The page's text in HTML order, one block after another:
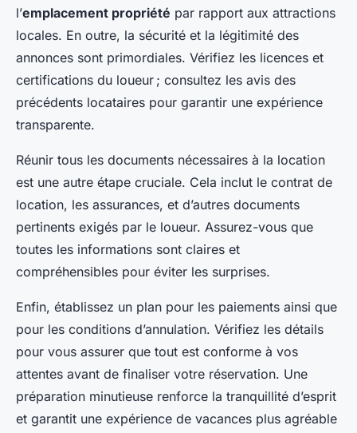
l’emplacement propriété par rapport aux attractions
locales. En outre, la sécurité et la légitimité des
annonces sont primordiales. Vérifiez les licences et
certifications du loueur ; consultez les avis des
précédents locataires pour garantir une expérience
transparente.
Réunir tous les documents nécessaires à la location
est une autre étape cruciale. Cela inclut le contrat de
location, les assurances, et d’autres documents
pertinents exigés par le loueur. Assurez-vous que
toutes les informations sont claires et
compréhensibles pour éviter les surprises.
Enfin, établissez un plan pour les paiements ainsi que
pour les conditions d’annulation. Vérifiez les détails
pour vous assurer que tout est conforme à vos
attentes avant de finaliser votre réservation. Une
préparation minutieuse renforce la tranquillité d’esprit
et garantit une expérience de vacances plus agréable